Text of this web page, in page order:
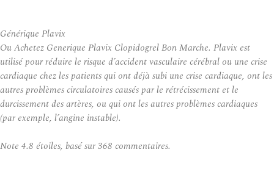
Générique Plavix
Ou Achetez Generique Plavix Clopidogrel Bon Marche. Plavix est
utilisé pour réduire le risque d’accident vasculaire cérébral ou une crise
cardiaque chez les patients qui ont déjà subi une crise cardiaque, ont les
autres problèmes circulatoires causés par le rétrécissement et le
durcissement des artères, ou qui ont les autres problèmes cardiaques
(par exemple, l’angine instable).
Note 4.8 étoiles, basé sur368 commentaires.